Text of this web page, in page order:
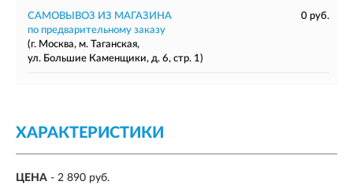
САМОВЫВОЗ ИЗ МАГАЗИНА
0 руб.
по предварительному заказу
(г. Москва, м. Таганская,
ул. Большие Каменщики, д. 6, стр. 1)
ХАРАКТЕРИСТИКИ
ЦЕНА - 2 890 руб.